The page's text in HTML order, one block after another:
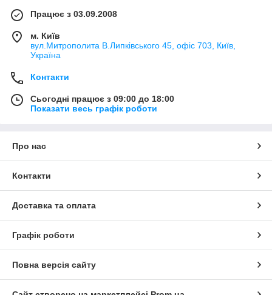
Працює з 03.09.2008
м. Київ
вул.Митрополита В.Липківського 45, офіс 703, Київ,
Україна
Контакти
Сьогодні працює з 09:00 до 18:00
Показати весь графік роботи
Про нас
Контакти
Доставка та оплата
Графік роботи
Повна версія сайту